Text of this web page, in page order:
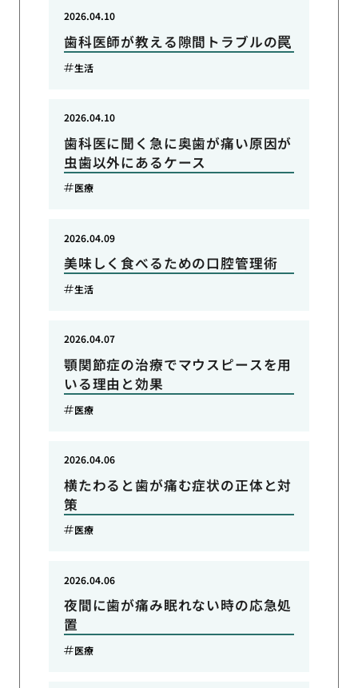
歯科医師が教える隙間トラブルの罠
2026.04.10
生活
歯科医に聞く急に奥歯が痛い原因が
虫歯以外にあるケース
2026.04.10
医療
美味しく食べるための口腔管理術
2026.04.09
生活
顎関節症の治療でマウスピースを用
いる理由と効果
2026.04.07
医療
横たわると歯が痛む症状の正体と対
策
2026.04.06
医療
夜間に歯が痛み眠れない時の応急処
置
2026.04.06
医療